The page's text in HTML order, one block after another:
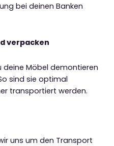
bei deinen Banken
verpacken
Möbel demontieren
sind sie optimal
transportiert werden.
uns um den Transport